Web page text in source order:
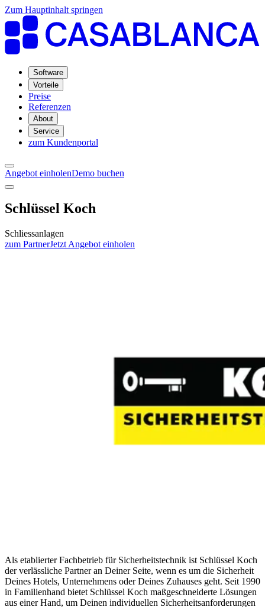
Zum Hauptinhalt springen
Software
Vorteile
Preise
Referenzen
About
Service
zum Kundenportal
Angebot einholenDemo buchen
Schlüssel Koch
Schliessanlagen
zum PartnerJetzt Angebot einholen
Als etablierter Fachbetrieb für Sicherheitstechnik ist Schlüssel Koch
der verlässliche Partner an Deiner Seite, wenn es um die Sicherheit
Deines Hotels, Unternehmens oder Deines Zuhauses geht. Seit 1990
in Familienhand bietet Schlüssel Koch maßgeschneiderte Lösungen
aus einer Hand, um Deinen individuellen Sicherheitsanforderungen